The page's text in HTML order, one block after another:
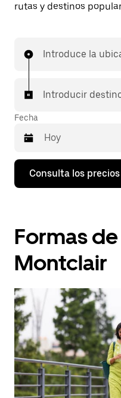
rutas y destinos
Introduce la
Introducir
Fecha
Pulsa
flecha
abrir
el
y
fecha.
Pulsa
el
botón
de
escape
para
cerrar
el
calendario.
Consulta los precios
Formas
Montclair